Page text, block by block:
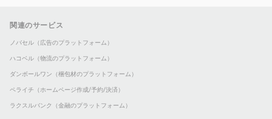
関連のサービス
ノバセル（広告のプラットフォーム）
ハコベル（物流のプラットフォーム）
ダンボールワン（梱包材のプラットフォーム）
ペライチ（ホームページ作成/予約/決済）
ラクスルバンク（金融のプラットフォーム）